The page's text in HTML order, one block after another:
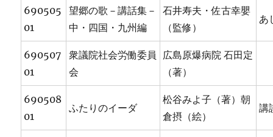
690505
01
望郷の歌－講話集－
中・四国・九州編
石井寿夫・佐古幸嬰
（監修）
あ
690507
01
衆議院社会労働委員
会
広島原爆病院 石田定
（著）
690508
01
ふたりのイーダ
松谷みよ子（著）朝
倉摂（絵）
講